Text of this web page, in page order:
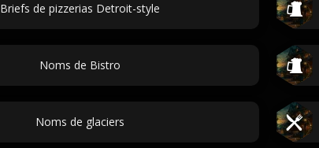
Briefs de pizzerias Detroit-style
Noms de Bistro
Noms de glaciers